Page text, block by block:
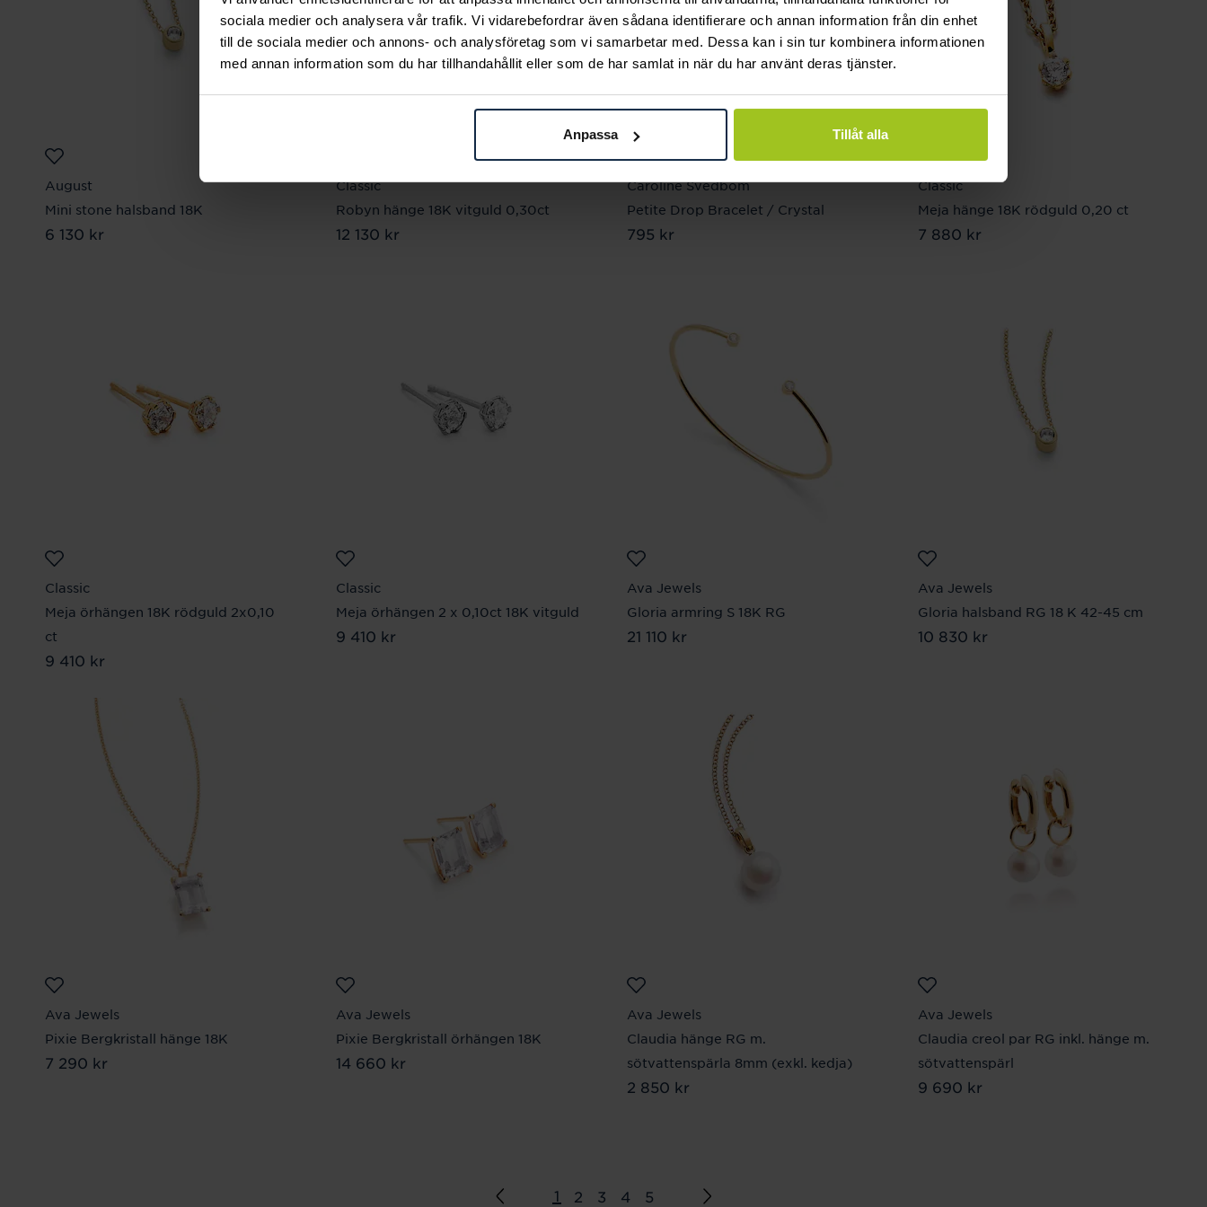
sociala medier och analysera vår trafik. Vi vidarebefordrar även sådana identifierare och annan information från din enhet
till de sociala medier och annons- och analysföretag som vi samarbetar med. Dessa kan i sin tur kombinera informationen
med annan information som du har tillhandahållit eller som de har samlat in när du har använt deras tjänster.
Anpassa Tillåt alla
August
Mini stone halsband 18K
Pris:6 130 kr
6 130 kr
Classic
Robyn hänge 18K vitguld 0,30ct
Pris:12 130 kr
12 130 kr
Caroline Svedbom
Petite Drop Bracelet / Crystal
Pris :795 kr
795 kr
Classic
Meja hänge 18K rödguld 0,20 ct
Pris:7 880 kr
7 880 kr
Classic
Meja örhängen 18K rödguld 2x0,10
ct
Pris:9 410 kr
9 410 kr
Classic
Meja örhängen 2 x 0,10ct 18K vitguld
Pris:9 410 kr
9 410 kr
Ava Jewels
Gloria armring S 18K RG
Pris:21 110 kr
21 110 kr
Ava Jewels
Gloria halsband RG 18 K 42-45 cm
Pris:10 830 kr
10 830 kr
Ava Jewels
Pixie Bergkristall hänge 18K
Pris:7 290 kr
7 290 kr
Ava Jewels
Pixie Bergkristall örhängen 18K
Pris:14 660 kr
14 660 kr
Ava Jewels
Claudia hänge RG m.
sötvattenspärla 8mm (exkl. kedja)
Pris:2 850 kr
2 850 kr
Ava Jewels
Claudia creol par RG inkl. hänge m.
sötvattenspärl
Pris:9 690 kr
9 690 kr
1 2 3 4 5